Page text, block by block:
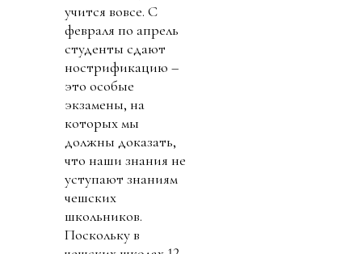
учится вовсе. С
февраля по апрель
студенты сдают
нострификацию –
это особые
экзамены, на
которых мы
должны доказать,
что наши знания не
уступают знаниям
чешских
школьников.
Поскольку в